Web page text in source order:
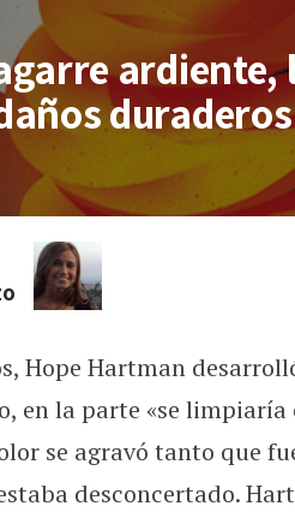
duraderos
ardiente, la
Hope Hartman
en la parte «se
se agravó tanto que
desconcertado.